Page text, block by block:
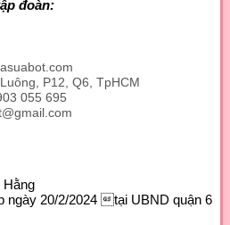
đoàn:
P12, Q6, TpHCM
055 695
Hằng
ngày 20/2/2024 tại UBND quận 6